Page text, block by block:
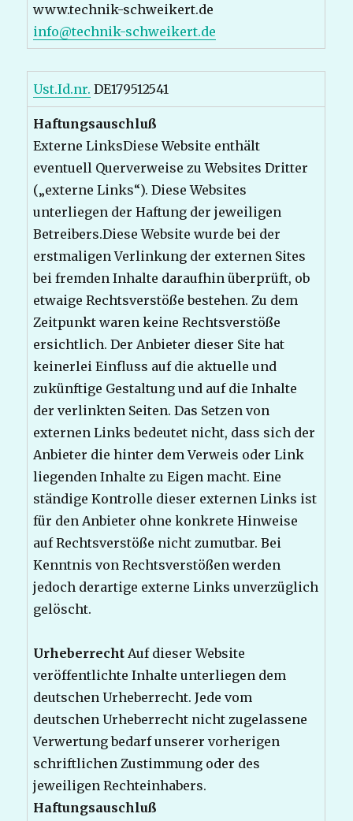
www.technik-schweikert.de
info@technik-schweikert.de
Ust.Id.nr. DE179512541
Haftungsauschluß
Externe LinksDiese Website enthält
eventuell Querverweise zu Websites Dritter
(„externe Links“). Diese Websites
unterliegen der Haftung der jeweiligen
Betreibers.Diese Website wurde bei der
erstmaligen Verlinkung der externen Sites
bei fremden Inhalte daraufhin überprüft, ob
etwaige Rechtsverstöße bestehen. Zu dem
Zeitpunkt waren keine Rechtsverstöße
ersichtlich. Der Anbieter dieser Site hat
keinerlei Einfluss auf die aktuelle und
zukünftige Gestaltung und auf die Inhalte
der verlinkten Seiten. Das Setzen von
externen Links bedeutet nicht, dass sich der
Anbieter die hinter dem Verweis oder Link
liegenden Inhalte zu Eigen macht. Eine
ständige Kontrolle dieser externen Links ist
für den Anbieter ohne konkrete Hinweise
auf Rechtsverstöße nicht zumutbar. Bei
Kenntnis von Rechtsverstößen werden
jedoch derartige externe Links unverzüglich
gelöscht.
Urheberrecht Auf dieser Website
veröffentlichte Inhalte unterliegen dem
deutschen Urheberrecht. Jede vom
deutschen Urheberrecht nicht zugelassene
Verwertung bedarf unserer vorherigen
schriftlichen Zustimmung oder des
jeweiligen Rechteinhabers.
Haftungsauschluß